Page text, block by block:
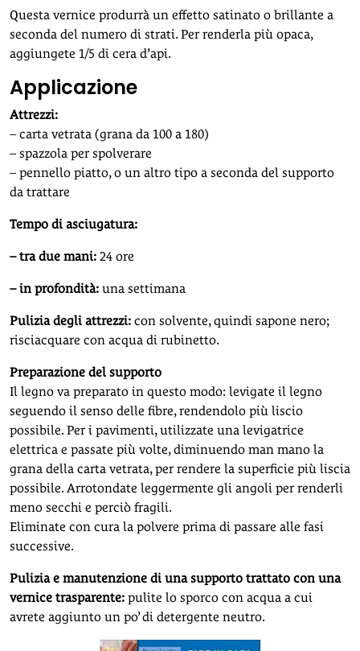
Questa vernice produrrà un effetto satinato o brillante a
seconda del numero di strati. Per renderla più opaca,
aggiungete 1/5 di cera d’api.
Applicazione
Attrezzi:
– carta vetrata (grana da 100 a 180)
– spazzola per spolverare
– pennello piatto, o un altro tipo a seconda del supporto
da trattare
Tempo di asciugatura:
– tra due mani: 24 ore
– in profondità: una settimana
Pulizia degli attrezzi: con solvente, quindi sapone nero;
risciacquare con acqua di rubinetto.
Preparazione del supporto
Il legno va preparato in questo modo: levigate il legno
seguendo il senso delle fibre, rendendolo più liscio
possibile. Per i pavimenti, utilizzate una levigatrice
elettrica e passate più volte, diminuendo man mano la
grana della carta vetrata, per rendere la superficie più liscia
possibile. Arrotondate leggermente gli angoli per renderli
meno secchi e perciò fragili.
Eliminate con cura la polvere prima di passare alle fasi
successive.
Pulizia e manutenzione di una supporto trattato con una
vernice trasparente: pulite lo sporco con acqua a cui
avrete aggiunto un po’ di detergente neutro.